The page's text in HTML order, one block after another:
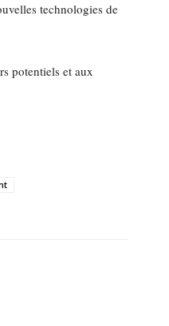
technologies de
potentiels et aux